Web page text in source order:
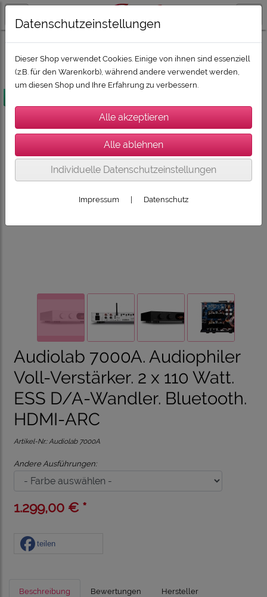
HIFI & HIGHEND AUDIOLAB
Audiolab 7000A. Audiophiler
Voll-Verstärker. 2 x 110 Watt.
ESS D/A-Wandler. Bluetooth.
HDMI-ARC
Artikel-Nr.:Audiolab 7000A
Andere Ausführungen:
1.299,00 € *
teilen
Beschreibung Bewertungen Hersteller
Datenschutzeinstellungen
Dieser Shop verwendet Cookies. Einige von ihnen sind essenziell
(z.B. für den Warenkorb), während andere verwendet werden,
um diesen Shop und Ihre Erfahrung zu verbessern.
Individuelle Datenschutzeinstellungen
Impressum Datenschutz